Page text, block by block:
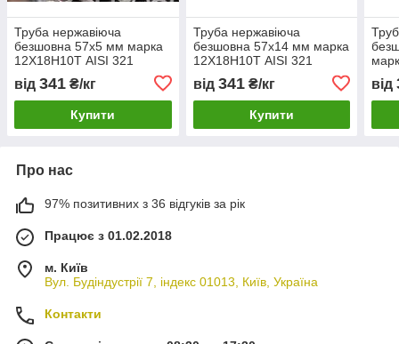
Труба нержавіюча
безшовна 57х5 мм марка
12Х18Н10Т AISI 321
від 341 ₴/кг
Купити
Труба нержавіюча
безшовна 57х14 мм марка
12Х18Н10Т AISI 321
від 341₴/кг
Купити
від
Про нас
97% позитивних з 36 відгуків за рік
Працює з 01.02.2018
м. Київ
Вул. Будіндустрії 7, індекс 01013, Київ, Україна
Контакти